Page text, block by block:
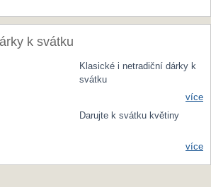
k svátku
Klasické i netradiční dárky k
svátku
více
Darujte k svátku květiny
více